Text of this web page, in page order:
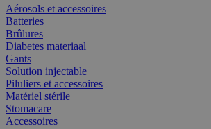
Aérosols et accessoires
Batteries
Brûlures
Diabetes materiaal
Gants
Solution injectable
Piluliers et accessoires
Matériel stérile
Stomacare
Accessoires